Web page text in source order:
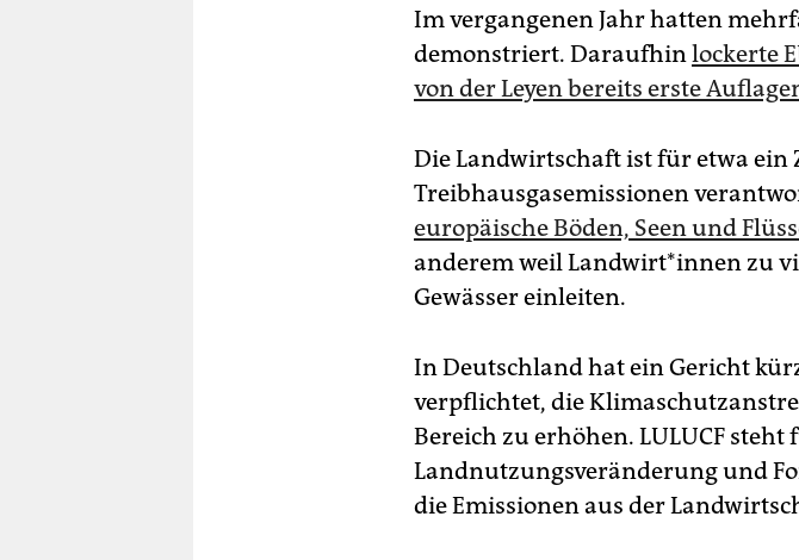
Im vergangenen Jahr hatten
demonstriert. Daraufhinlockerte
von der Leyen bereits erste
Die Landwirtschaft ist für etwa ein
Treibhausgasemissionen
europäische Böden, Seen und
anderem weil Land­wir­t*in­nen zu
Gewässer einleiten.
In Deutschland hat ein Gericht
verpflichtet, die
Bereich zu erhöhen. LULUCF
Landnutzungsveränderung und
die Emissionen aus der